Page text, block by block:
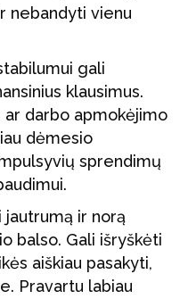
nebandyti vienu
gali
klausimus.
ar darbo apmokėjimo
dėmesio
sprendimų
jautrumą ir norą
balso. Gali išryškėti
aiškiau pasakyti,
Pravartu labiau